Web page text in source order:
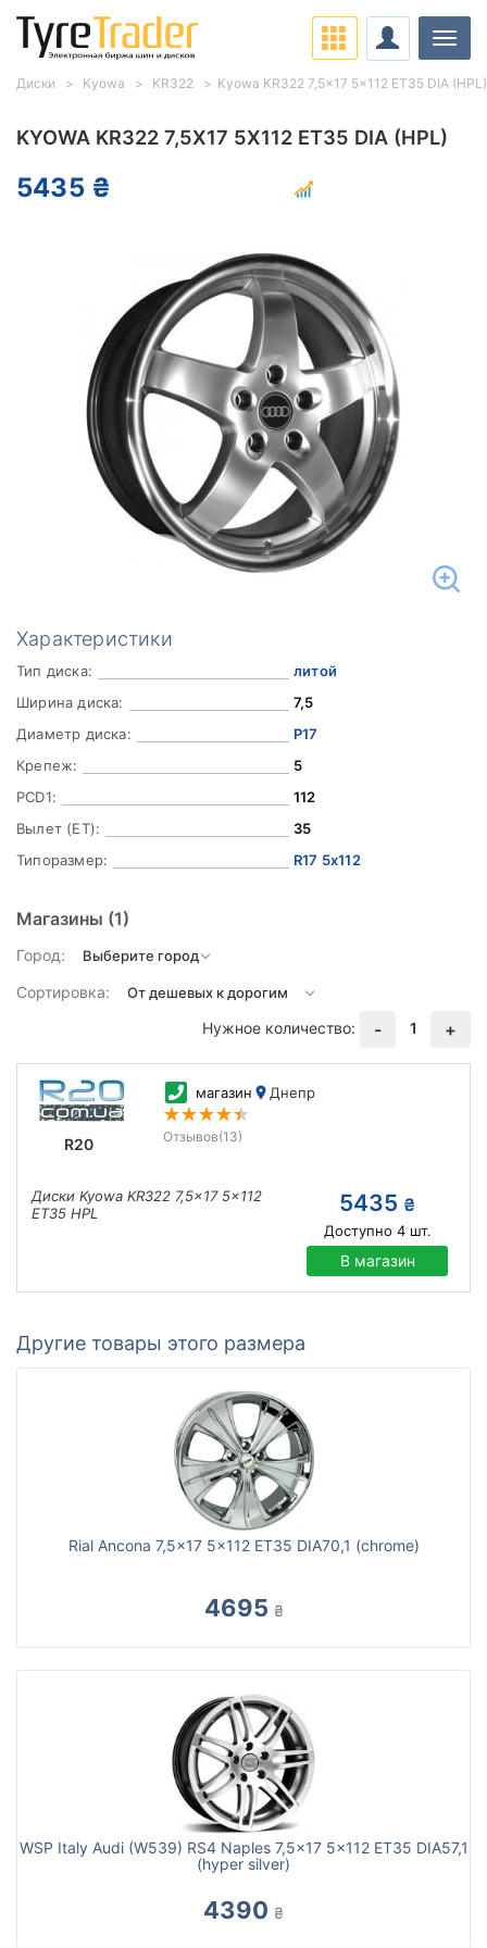
KYOWA KR322 7,5X17 5X112 ET35 DIA (HPL)
5435 ₴
Характеристики
Тип диска:
литой
Ширина диска:
7,5
Диаметр диска:
Р17
Крепеж:
5
PCD1:
112
Вылет (ET):
35
Типоразмер:
R17 5x112
Магазины (1)
Город:
Сортировка:
Нужное количество:
- 1 +
R20
магазин Днепр
Отзывов(13)
Диски Kyowa KR322 7,5x17 5x112
ET35 HPL
5435 ₴
Доступно 4шт.
В магазин
Другие товары этого размера
Rial Ancona 7,5x17 5x112 ET35 DIA70,1 (chrome)
4695 ₴
WSP Italy Audi (W539) RS4 Naples 7,5x17 5x112 ET35 DIA57,1
(hyper silver)
4390 ₴
Диски Kyowa KR322 Kyowa KR322 7,5x17 5x112 ET35 DIA (HPL)